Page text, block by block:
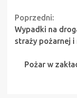
Continue
Poprzedni:
Wypadki na
straży pożarnej i
Pożar w